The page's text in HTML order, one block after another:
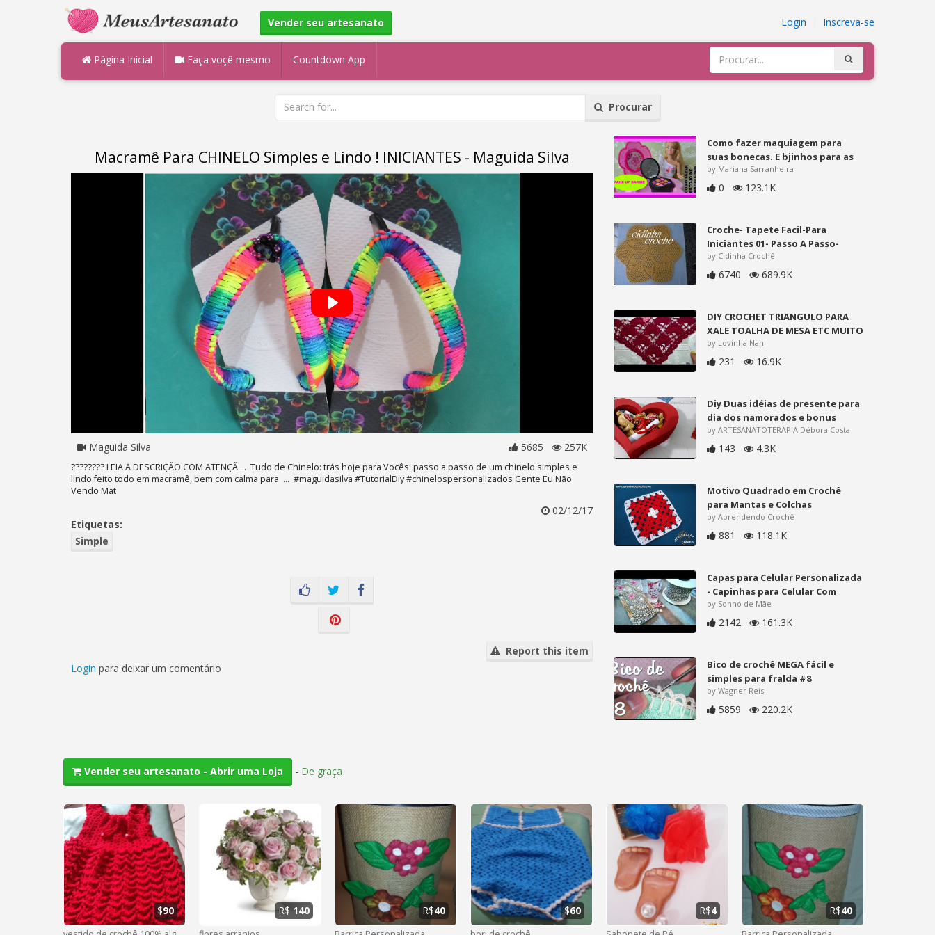
Vender seu artesanato Login Inscreva-se
Página Inicial Faça voçê mesmo Countdown App
Procurar
Macramê Para CHINELO Simples e Lindo ! INICIANTES - Maguida Silva
Maguida Silva 5685 257K
???????? LEIA A DESCRIÇÃO COM ATENÇÃ ... Tudo de Chinelo: trás hoje para Vocês: passo a passo de um chinelo simples e
lindo feito todo em macramê, bem com calma para ... #maguidasilva #TutorialDiy #chinelospersonalizados Gente Eu Não
Vendo Mat
02/12/17
Etiquetas:
Simple
Report this item
Login para deixar um comentário
Como fazer maquiagem para
suas bonecas. E bjinhos para as
by Mariana Sarranheira
0 123.1K
Croche- Tapete Facil-Para
Iniciantes 01- Passo A Passo-
by Cidinha Crochê
6740 689.9K
DIY CROCHET TRIANGULO PARA
XALE TOALHA DE MESA ETC MUITO
by Lovinha Nah
231 16.9K
Diy Duas idéias de presente para
dia dos namorados e bonus
by ARTESANATOTERAPIA Débora Costa
143 4.3K
Motivo Quadrado em Crochê
para Mantas e Colchas
by Aprendendo Crochê
881 118.1K
Capas para Celular Personalizada
- Capinhas para Celular Com
by Sonho de Mãe
2142 161.3K
Bico de crochê MEGA fácil e
simples para fralda #8
by Wagner Reis
5859 220.2K
Vender seu artesanato - Abrir uma Loja - De graça
$90 R$ 140 R$40 $60 R$4 R$40